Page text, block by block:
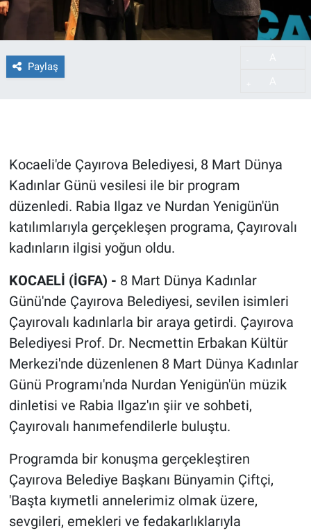
Paylaş
Kocaeli'de Çayırova Belediyesi, 8 Mart Dünya
Kadınlar Günü vesilesi ile bir program
düzenledi. Rabia Ilgaz ve Nurdan Yenigün'ün
katılımlarıyla gerçekleşen programa, Çayırovalı
kadınların ilgisi yoğun oldu.
KOCAELİ (İGFA) - 8 Mart Dünya Kadınlar
Günü'nde Çayırova Belediyesi, sevilen isimleri
Çayırovalı kadınlarla bir araya getirdi. Çayırova
Belediyesi Prof. Dr. Necmettin Erbakan Kültür
Merkezi'nde düzenlenen 8 Mart Dünya Kadınlar
Günü Programı'nda Nurdan Yenigün'ün müzik
dinletisi ve Rabia Ilgaz'ın şiir ve sohbeti,
Çayırovalı hanımefendilerle buluştu.
Programda bir konuşma gerçekleştiren
Çayırova Belediye Başkanı Bünyamin Çiftçi,
'Başta kıymetli annelerimiz olmak üzere,
sevgileri, emekleri ve fedakarlıklarıyla